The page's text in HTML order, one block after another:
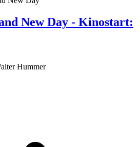
New Day - Kinostart:
Hummer